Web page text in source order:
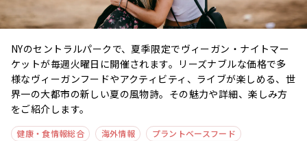
NYのセントラルパークで、夏季限定でヴィーガン・ナイトマー
ケットが毎週火曜日に開催されます。リーズナブルな価格で多
様なヴィーガンフードやアクティビティ、ライブが楽しめる、世
界一の大都市の新しい夏の風物詩。その魅力や詳細、楽しみ方
をご紹介します。
健康・食情報総合 海外情報
プラントベースフード